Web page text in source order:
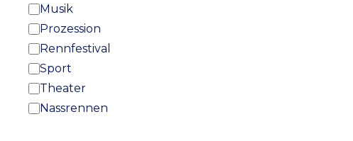
Musik
Prozession
Rennfestival
Sport
Theater
Nassrennen